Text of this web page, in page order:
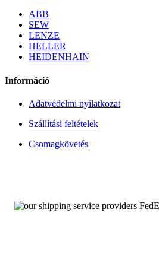
ABB
SEW
LENZE
HELLER
HEIDENHAIN
Információ
Adatvedelmi nyilatkozat
Szállítási feltételek
Csomagkövetés